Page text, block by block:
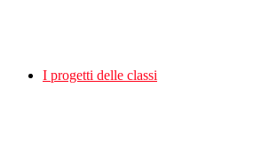
I progetti delle classi